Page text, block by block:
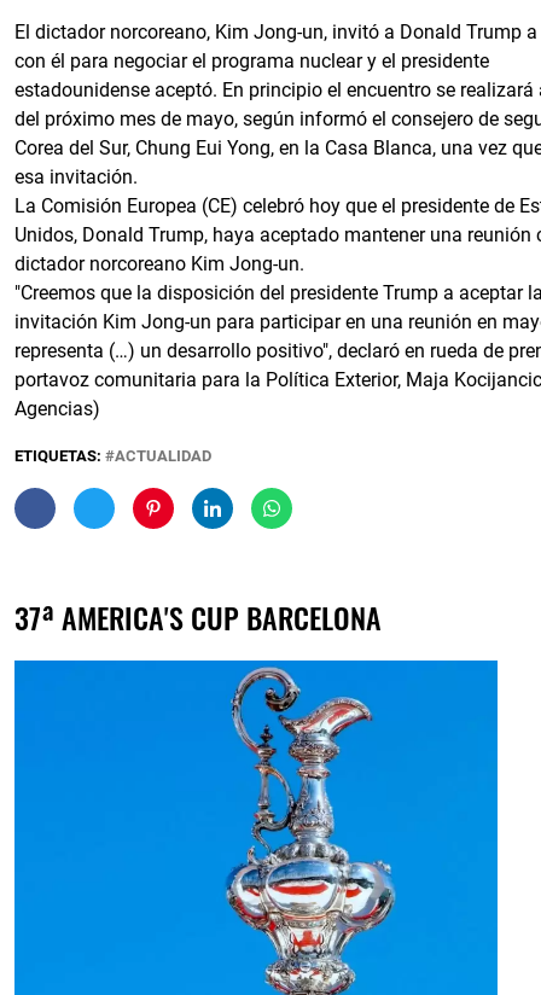
El dictador norcoreano, Kim Jong-un, invitó a Donald Trump
con él para negociar el programa nuclear y el presidente
estadounidense aceptó. En principio el encuentro se realizará
del próximo mes de mayo, según informó el consejero de
Corea del Sur, Chung Eui Yong, en la Casa Blanca, una vez
esa invitación.
La Comisión Europea (CE) celebró hoy que el presidente de
Unidos, Donald Trump, haya aceptado mantener una reunión
dictador norcoreano Kim Jong-un.
"Creemos que la disposición del presidente Trump a aceptar
invitación Kim Jong-un para participar en una reunión en
representa (…) un desarrollo positivo", declaró en rueda de
portavoz comunitaria para la Política Exterior, Maja
Agencias)
ETIQUETAS: ACTUALIDAD
37ª AMERICA'S CUP BARCELONA